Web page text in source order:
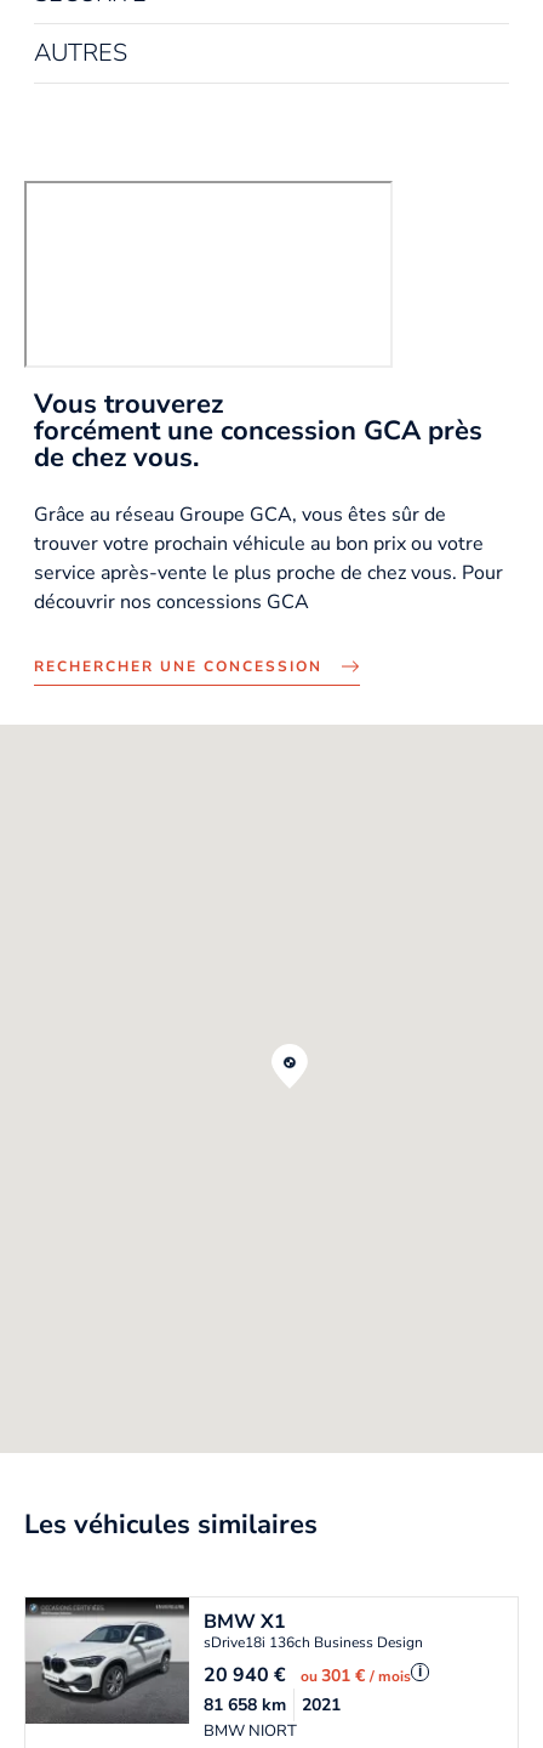
AUTRES
Vous trouverez
forcément une concession GCA près
de chez vous.
Grâce au réseau Groupe GCA, vous êtes sûr de
trouver votre prochain véhicule au bon prix ou votre
service après-vente le plus proche de chez vous. Pour
découvrir nos concessions GCA
RECHERCHER UNE CONCESSION
Les véhicules similaires
BMWX1
sDrive18i 136ch Business Design
20 940€ ou301 €/ mois i
BMW NIORT
81 658km 2021